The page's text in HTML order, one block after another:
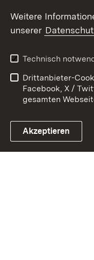
Link zum Landesportal
Kontakt
Barrierefreiheit
Impressum
Weitere
unserer
Technisch
Drittanbieter-
Facebook, X /
gesamten
Akzeptieren